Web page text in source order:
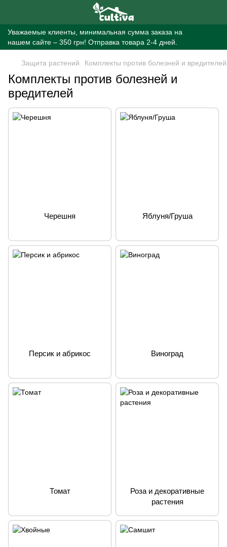
Уважаемые клиенты, минимальная сумма заказа на
нашем сайте – 350 грн! Отправка товара 2-4 дней.
Защита растений Комплекты против болезней и вредителей
Комплекты против болезней и
вредителей
Черешня Яблуня/Груша
Персик и абрикос Виноград
Томат
Роза и декоративные
растения